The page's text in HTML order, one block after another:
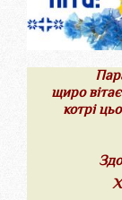
щиро
котрі